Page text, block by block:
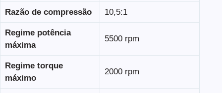
Razão de compressão 10,5:1
Regime potência
máxima
5500 rpm
Regime torque
máximo
2000 rpm